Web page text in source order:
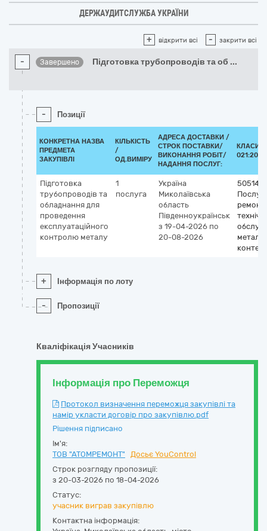
ДЕРЖАУДИТСЛУЖБА УКРАЇНИ
+ відкрити всі - закрити всі
- Завершено Підготовка трубопроводів та об ...
- Позиції
КОНКРЕТНА НАЗВА
ПРЕДМЕТА
ЗАКУПІВЛІ
КІЛЬКІСТЬ
/
ОД.ВИМІРУ
АДРЕСА ДОСТАВКИ /
СТРОК ПОСТАВКИ/
ВИКОНАННЯ РОБІТ/
НАДАННЯ ПОСЛУГ:
021:2015
Підготовка
трубопроводів та
обладнання для
проведення
експлуатаційного
контролю металу
1
послуга
Україна
Миколаївська
область
Південноукраїнськ
з 19-04-2026 по
20-08-2026
+ Інформація по лоту
- Пропозиції
Кваліфікація Учасників
Інформація про Переможця
Протокол визначення переможця закупівлі та
намір укласти договір про закупівлю.pdf
Рішення підписано
Ім'я:
ТОВ "АТОМРЕМОНТ"
Досьє YouControl
Строк розгляду пропозиції:
з 20-03-2026 по 18-04-2026
Статус:
учасник виграв закупівлю
Контактна інформація: